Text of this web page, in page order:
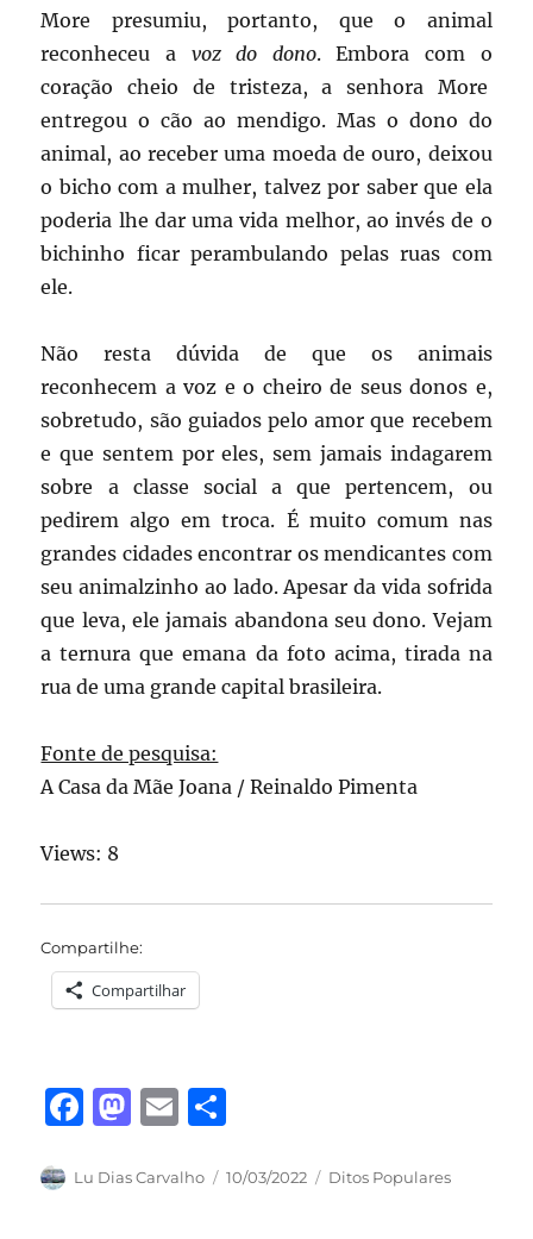
More presumiu, portanto, que o animal
reconheceu a voz do dono. Embora com o
coração cheio de tristeza, a senhora More
entregou o cão ao mendigo. Mas o dono do
animal, ao receber uma moeda de ouro, deixou
o bicho com a mulher, talvez por saber que ela
poderia lhe dar uma vida melhor, ao invés de o
bichinho ficar perambulando pelas ruas com
ele.
Não resta dúvida de que os animais
reconhecem a voz e o cheiro de seus donos e,
sobretudo, são guiados pelo amor que recebem
e que sentem por eles, sem jamais indagarem
sobre a classe social a que pertencem, ou
pedirem algo em troca. É muito comum nas
grandes cidades encontrar os mendicantes com
seu animalzinho ao lado. Apesar da vida sofrida
que leva, ele jamais abandona seu dono. Vejam
a ternura que emana da foto acima, tirada na
rua de uma grande capital brasileira.
Fonte de pesquisa:
A Casa da Mãe Joana / Reinaldo Pimenta
Views: 8
Compartilhe:
Compartilhar
F
c
M
st
E
ai a
Autor
Lu Dias Carvalho
Publicado
10/03/2022 Categorias
Ditos Populares